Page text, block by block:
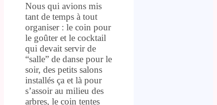
Nous qui avions mis
tant de temps à tout
organiser : le coin pour
le goûter et le cocktail
qui devait servir de
“salle” de danse pour le
soir, des petits salons
installés ça et là pour
s’assoir au milieu des
arbres, le coin tentes